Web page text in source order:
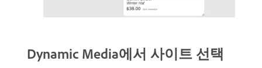
Dynamic Media에서 사이트 선택